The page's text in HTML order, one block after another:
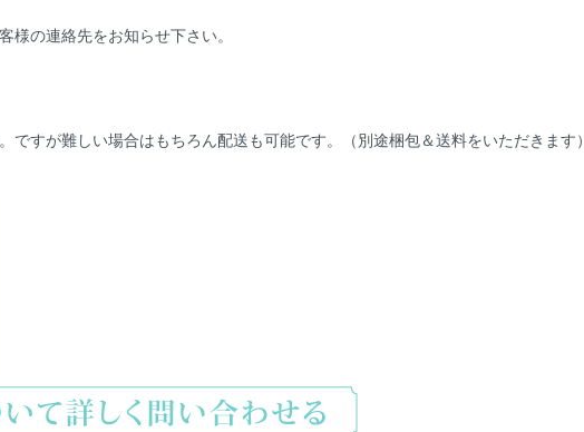
様の連絡先をお知らせ下さい。
すが難しい場合はもちろん配送も可能です。（別途梱包＆送料をいただきます）